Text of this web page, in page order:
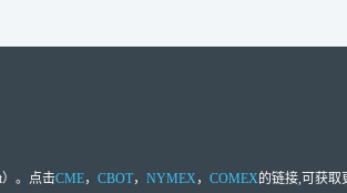
）。点击CME， CBOT， NYMEX， COMEX的链接,可获取